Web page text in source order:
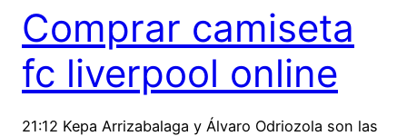
Comprar camiseta
fc liverpool online
21:12 Kepa Arrizabalaga y Álvaro Odriozola son las